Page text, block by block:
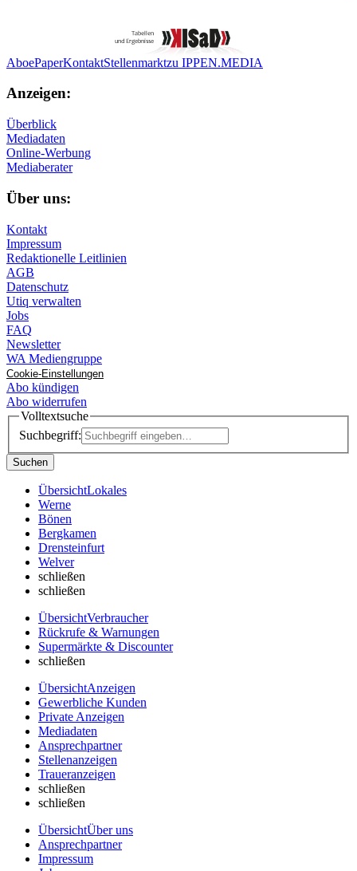
AboePaperKontaktStellenmarktzu IPPEN.MEDIA
Anzeigen:
Überblick
Mediadaten
Online-Werbung
Mediaberater
Über uns:
Kontakt
Impressum
Redaktionelle Leitlinien
AGB
Datenschutz
Utiq verwalten
Jobs
FAQ
Newsletter
WA Mediengruppe
Cookie-Einstellungen
Abo kündigen
Abo widerrufen
Volltextsuche
Suchbegriff:
Suchen
ÜbersichtLokales
Werne
Bönen
Bergkamen
Drensteinfurt
Welver
schließen
schließen
ÜbersichtVerbraucher
Rückrufe & Warnungen
Supermärkte & Discounter
schließen
ÜbersichtAnzeigen
Gewerbliche Kunden
Private Anzeigen
Mediadaten
Ansprechpartner
Stellenanzeigen
Traueranzeigen
schließen
schließen
ÜbersichtÜber uns
Ansprechpartner
Impressum